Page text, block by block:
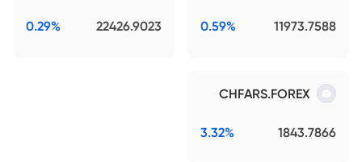
11973.7588
0.59%
22426.9023
0.29%
CHFARS.FOREX
1843.7866
3.32%